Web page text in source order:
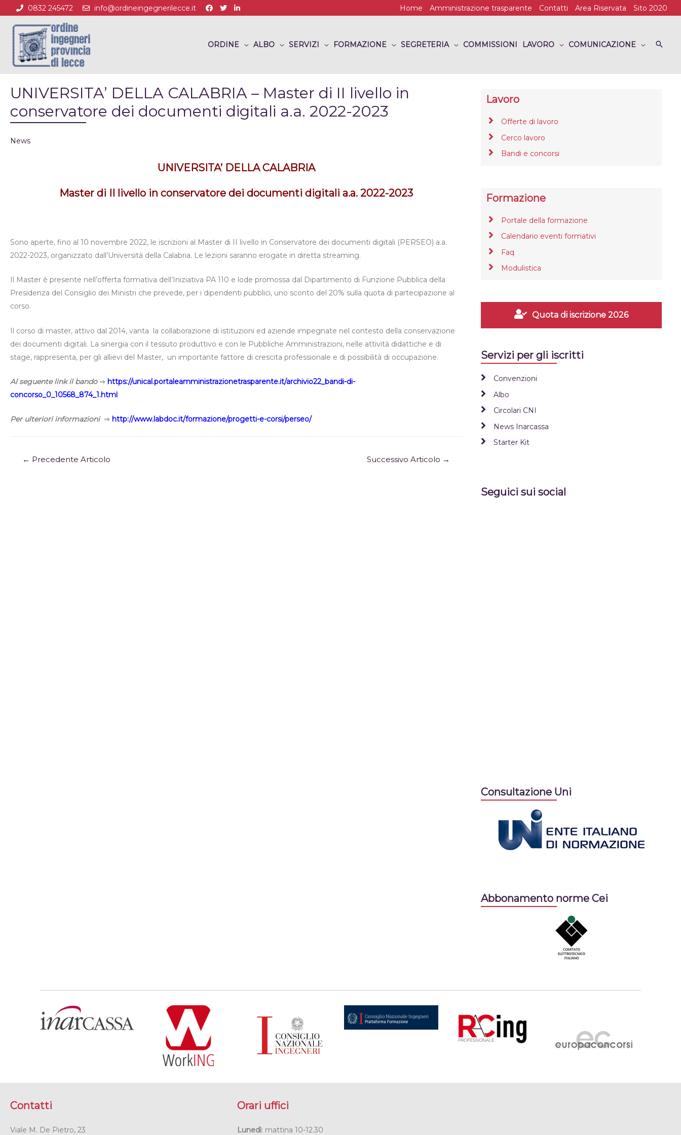
0832 245472 info@ordineingegnerilecce.it Home Amministrazione trasparente Contatti Area Riservata Sito 2020
ORDINE ALBO SERVIZI FORMAZIONE SEGRETERIA COMMISSIONI LAVORO COMUNICAZIONE
UNIVERSITA’ DELLA CALABRIA – Master di II livello in
conservatore dei documenti digitali a.a. 2022-2023
News
UNIVERSITA’ DELLA CALABRIA
Master di II livello in conservatore dei documenti digitali a.a. 2022-2023
Sono aperte, fino al 10 novembre 2022, le iscrizioni al Master di II livello in Conservatore dei documenti digitali (PERSEO) a.a.
2022-2023, organizzato dall’Università della Calabria. Le lezioni saranno erogate in diretta streaming.
Il Master è presente nell’offerta formativa dell’Iniziativa PA 110 e lode promossa dal Dipartimento di Funzione Pubblica della
Presidenza del Consiglio dei Ministri che prevede, per i dipendenti pubblici, uno sconto del 20% sulla quota di partecipazione al
corso.
Il corso di master, attivo dal 2014, vanta la collaborazione di istituzioni ed aziende impegnate nel contesto della conservazione
dei documenti digitali. La sinergia con il tessuto produttivo e con le Pubbliche Amministrazioni, nelle attività didattiche e di
stage, rappresenta, per gli allievi del Master, un importante fattore di crescita professionale e di possibilità di occupazione.
Al seguente link il bando⇒ https://unical.portaleamministrazionetrasparente.it/archivio22_bandi-di-
concorso_0_10568_874_1.html
Per ulteriori informazioni ⇒ http://www.labdoc.it/formazione/progetti-e-corsi/perseo/
← Precedente Articolo Successivo Articolo →
Lavoro
Offerte di lavoro
Cerco lavoro
Bandi e concorsi
Formazione
Portale della formazione
Calendario eventi formativi
Faq
Modulistica
Quota di iscrizione 2026
Servizi per gli iscritti
Convenzioni
Albo
Circolari CNI
News Inarcassa
Starter Kit
Seguici sui social
Consultazione Uni
Abbonamento norme Cei
Contatti
Viale M. De Pietro, 23
Orari uffici
Lunedì: mattina 10-12.30